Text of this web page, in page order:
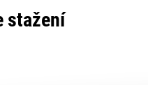
stažení